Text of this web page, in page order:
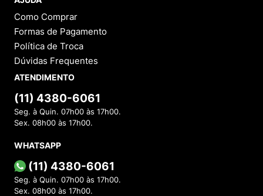
Como Comprar
Formas de Pagamento
Política de Troca
Dúvidas Frequentes
ATENDIMENTO
(11) 4380-6061
Seg. à Quin. 07h00 às 17h00.
Sex. 08h00 às 17h00.
WHATSAPP
(11) 4380-6061
Seg. à Quin. 07h00 às 17h00.
Sex. 08h00 às 17h00.